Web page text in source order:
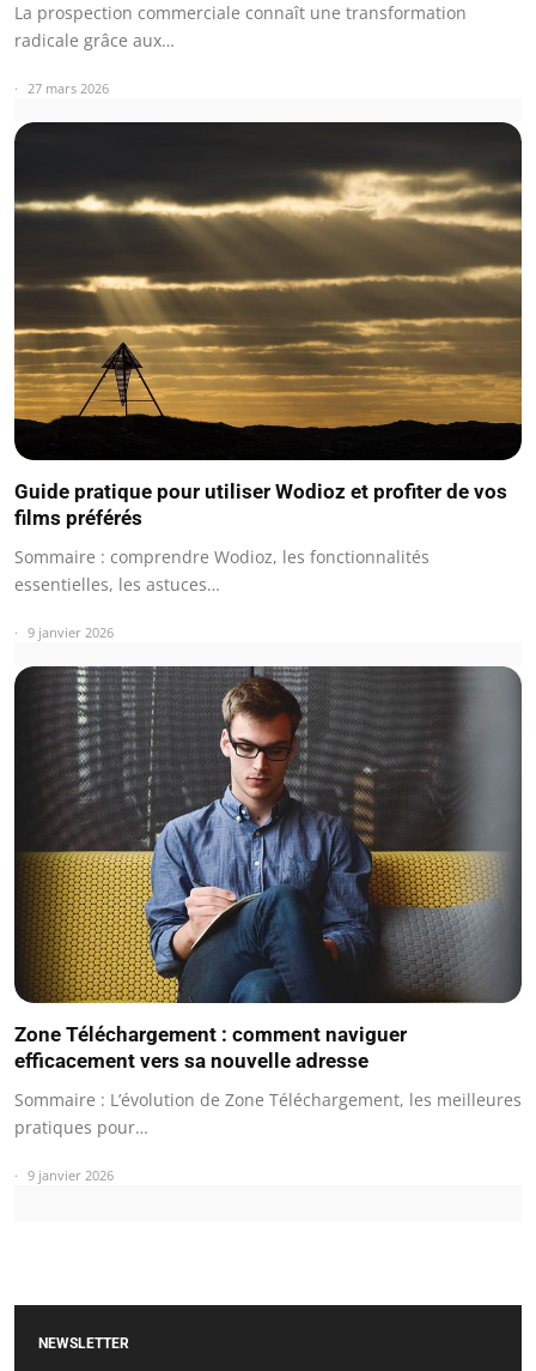
La prospection commerciale connaît une transformation
radicale grâce aux…
27 mars 2026
Guide pratique pour utiliser Wodioz et profiter de vos
films préférés
Sommaire : comprendre Wodioz, les fonctionnalités
essentielles, les astuces…
9 janvier 2026
Zone Téléchargement : comment naviguer
efficacement vers sa nouvelle adresse
Sommaire : L’évolution de Zone Téléchargement, les meilleures
pratiques pour…
9 janvier 2026
NEWSLETTER